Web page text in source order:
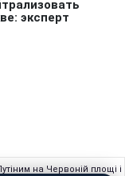
на Червоній площі